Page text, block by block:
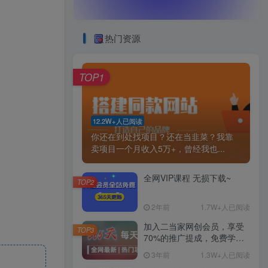
热门资源
12.2W+人已阅读
你还在到处找项目？还在当韭菜？我靠
卖项目一个月收入5万+，曾经我也...
TOP1
全网VIP课程 无损下载~
2年前 1.7W+人已阅读
TOP2
加入二当家网创会员，享受
70%的推广提成，免费学习
大神。
3年前 1.3W+人已阅读
TOP3